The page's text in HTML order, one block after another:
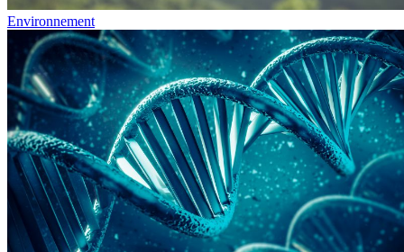
Environnement